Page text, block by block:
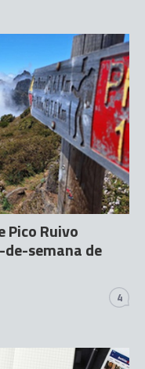
Pico Ruivo
semana de
4